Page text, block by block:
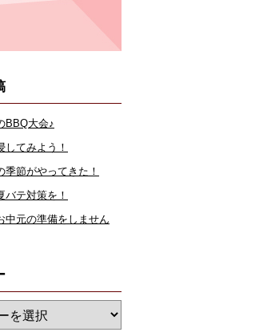
BBQ大会♪
してみよう！
季節がやってきた！
バテ対策を！
中元の準備をしません